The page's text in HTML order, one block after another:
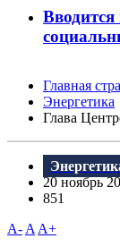
Вводится
Главная
Энергетика
Глава
20 ноябрь
851
A- A A+